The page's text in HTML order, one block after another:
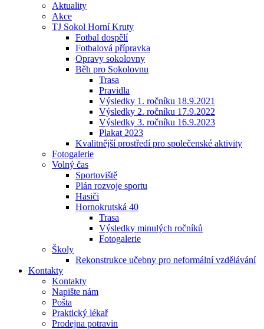
Aktuality
Akce
TJ Sokol Horní Kruty
Fotbal dospělí
Fotbalová přípravka
Opravy sokolovny
Běh pro Sokolovnu
Trasa
Pravidla
Výsledky 1. ročníku 18.9.2021
Výsledky 2. ročníku 17.9.2022
Výsledky 3. ročníku 16.9.2023
Plakat 2023
Kvalitnější prostředí pro společenské aktivity
Fotogalerie
Volný čas
Sportoviště
Plán rozvoje sportu
Hasiči
Hornokrutská 40
Trasa
Výsledky minulých ročníků
Fotogalerie
Školy
Rekonstrukce učebny pro neformální vzdělávání
Kontakty
Kontakty
Napište nám
Pošta
Praktický lékař
Prodejna potravin